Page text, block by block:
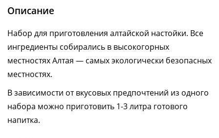
Описание
Набор для приготовления алтайской настойки. Все
ингредиенты собирались в высокогорных
местностях Алтая — самых экологически безопасных
местностях.
В зависимости от вкусовых предпочтений из одного
набора можно приготовить 1-3 литра готового
напитка.